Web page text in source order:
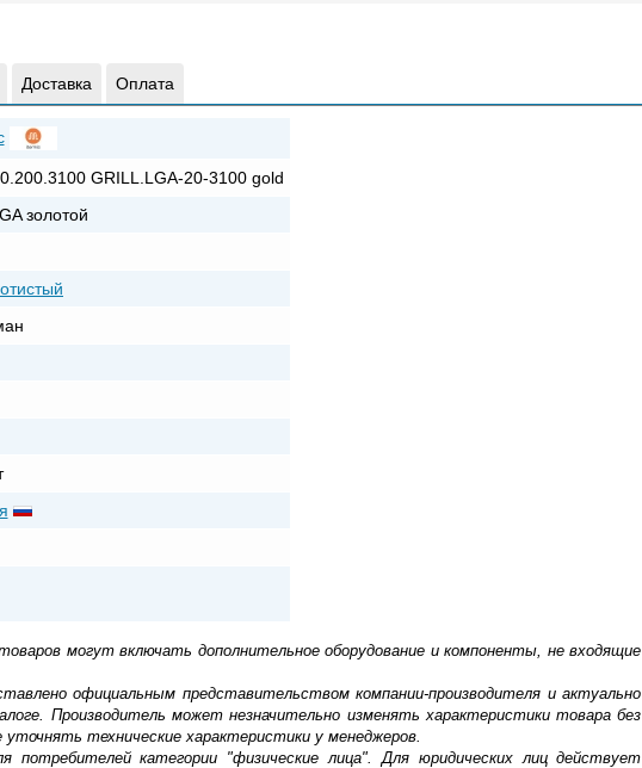
Доставка Оплата
GRILL.LGA-20-3100 gold
золотой
могут включать дополнительное оборудование и компоненты, не входящие
официальным представительством компании-производителя и актуально
Производитель может незначительно изменять характеристики товара без
технические характеристики у менеджеров.
категории "физические лица". Для юридических лиц действует